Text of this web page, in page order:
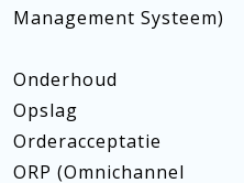
Management Systeem)
Onderhoud
Opslag
Orderacceptatie
ORP (Omnichannel